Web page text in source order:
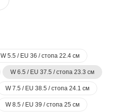
W 5.5 / EU 36 / стопа 22.4 см
W 6.5 / EU 37.5 / стопа 23.3 см
W 7.5 / EU 38.5 / стопа 24.1 см
W 8.5 / EU 39 / стопа 25 см